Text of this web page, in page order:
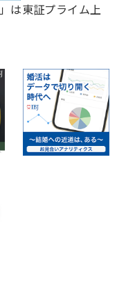
は東証プライム上